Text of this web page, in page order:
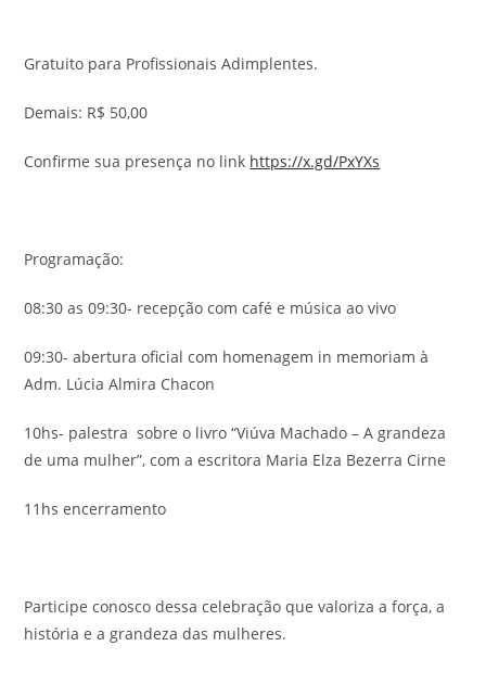
Gratuito para Profissionais Adimplentes.
Demais: R$ 50,00
Confirme sua presença no link https://x.gd/PxYXs
Programação:
08:30 as 09:30- recepção com café e música ao vivo
09:30- abertura oficial com homenagem in memoriam à
Adm. Lúcia Almira Chacon
10hs- palestra sobre o livro “Viúva Machado – A grandeza
de uma mulher”, com a escritora Maria Elza Bezerra Cirne
11hs encerramento
Participe conosco dessa celebração que valoriza a força, a
história e a grandeza das mulheres.